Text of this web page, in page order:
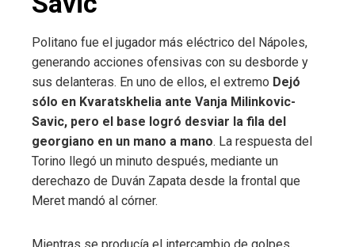
Politano fue el jugador más eléctrico del Nápoles,
generando acciones ofensivas con su desborde y
sus delanteras. En uno de ellos, el extremo Dejó
sólo en Kvaratskhelia ante Vanja Milinkovic-
Savic, pero el base logró desviar la fila del
georgiano en un mano a mano. La respuesta del
Torino llegó un minuto después, mediante un
derechazo de Duván Zapata desde la frontal que
Meret mandó al córner.